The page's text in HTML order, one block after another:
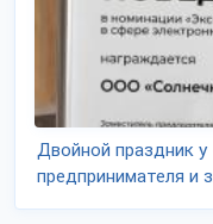
Двойной праздник
предпринимателя и